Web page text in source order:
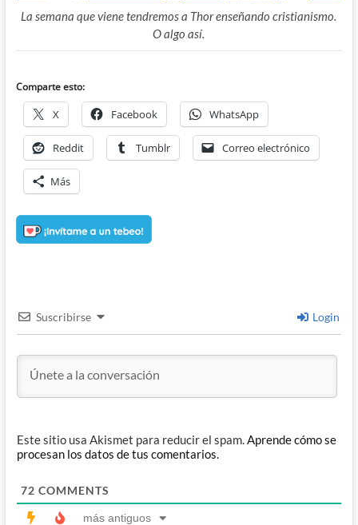
La semana que viene tendremos a Thor enseñando cristianismo.
O algo así.
Comparte esto:
X Facebook WhatsApp
Reddit Tumblr Correo electrónico
Más
Suscribirse Login
Este sitio usa Akismet para reducir el spam.Aprende cómo se
procesan los datos de tus comentarios.
72 COMMENTS
más antiguos